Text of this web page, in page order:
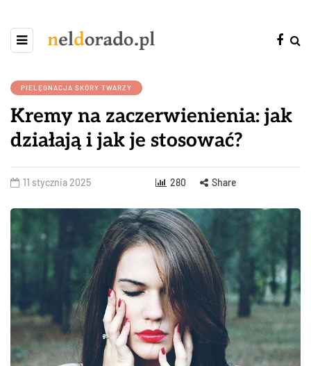
PIELĘGNACJA SKÓRY TWARZY
Kremy na zaczerwienienia: jak
działają i jak je stosować?
11 stycznia 2025 280 Share